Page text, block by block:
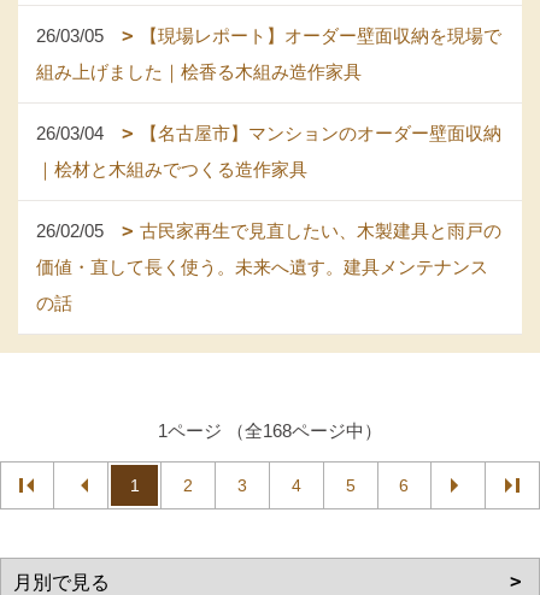
26/03/05
【現場レポート】オーダー壁面収納を現場で
組み上げました｜桧香る木組み造作家具
26/03/04
【名古屋市】マンションのオーダー壁面収納
｜桧材と木組みでつくる造作家具
26/02/05
古民家再生で見直したい、木製建具と雨戸の
価値・直して長く使う。未来へ遺す。建具メンテナンス
の話
1ページ （全168ページ中）
1 2 3 4 5 6